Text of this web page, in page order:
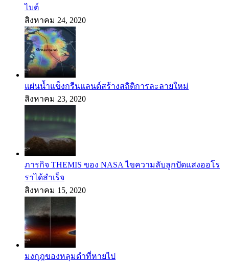
ไบต์
สิงหาคม 24, 2020
แผ่นน้ำแข็งกรีนแลนด์สร้างสถิติการละลายใหม่
สิงหาคม 23, 2020
ภารกิจ THEMIS ของ NASA ไขความลับลูกปัดแสงออโร
ราได้สำเร็จ
สิงหาคม 15, 2020
มงกุฎของหลุมดำที่หายไป